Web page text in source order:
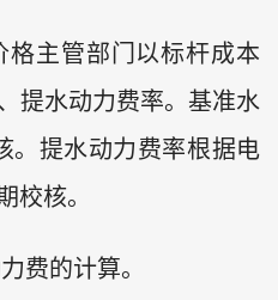
主管部门以标杆成本
提水动力费率。基准水
。提水动力费率根据电
校核。
费的计算。